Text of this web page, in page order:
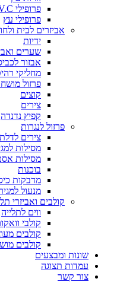
פרופילי P.V.C
פרופילי עץ
אביזרים לבית
ידיות
שערים
אבזור
מחליקי
פרזול
קוצים
צירים
קפיץ נדנדה
פרזול לנגרות
צירים
מסילות
מסילות
בוכנות
מדבקות
מנעול
קולבים ואביזרי
ווים לתלייה
קולבי
קולבים
קולבים
שונות ומבצעים
עמדות תצוגה
צור קשר